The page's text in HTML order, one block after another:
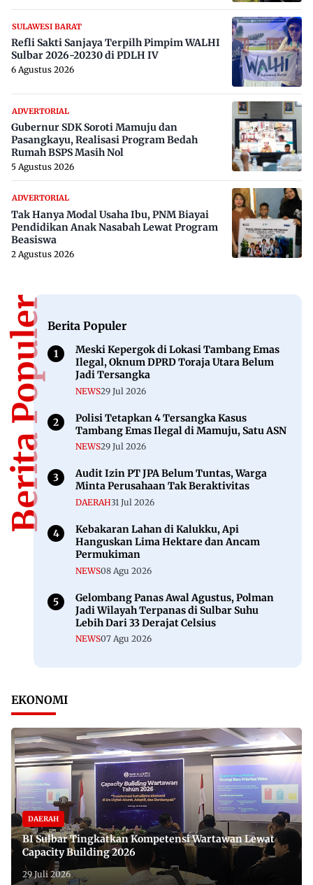
SULAWESI BARAT
Refli Sakti Sanjaya Terpilh Pimpim WALHI
Sulbar 2026-20230 di PDLH IV
6 Agustus 2026
ADVERTORIAL
Gubernur SDK Soroti Mamuju dan
Pasangkayu, Realisasi Program Bedah
Rumah BSPS Masih Nol
5 Agustus 2026
ADVERTORIAL
Tak Hanya Modal Usaha Ibu, PNM Biayai
Pendidikan Anak Nasabah Lewat Program
Beasiswa
2 Agustus 2026
Berita PopulerBerita Populer
Meski Kepergok di Lokasi Tambang Emas
Ilegal, Oknum DPRD Toraja Utara Belum
Jadi Tersangka
NEWS29 Jul 2026
Polisi Tetapkan 4 Tersangka Kasus
Tambang Emas Ilegal di Mamuju, Satu ASN
NEWS29 Jul 2026
Audit Izin PT JPA Belum Tuntas, Warga
Minta Perusahaan Tak Beraktivitas
DAERAH31 Jul 2026
Kebakaran Lahan di Kalukku, Api
Hanguskan Lima Hektare dan Ancam
Permukiman
NEWS08 Agu 2026
Gelombang Panas Awal Agustus, Polman
Jadi Wilayah Terpanas di Sulbar Suhu
Lebih Dari 33 Derajat Celsius
NEWS07 Agu 2026
EKONOMI
DAERAH
BI Sulbar Tingkatkan Kompetensi Wartawan Lewat
Capacity Building 2026
29 Juli 2026